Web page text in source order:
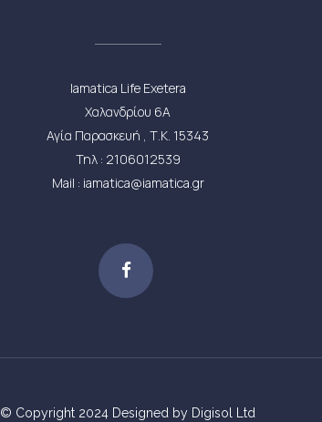
Iamatica Life Exetera
Χαλανδρίου 6Α
Αγία Παρασκευή , Τ.Κ. 15343
Τηλ : 2106012539
Mail : iamatica@iamatica.gr
© Copyright 2024 Designed by Digisol Ltd